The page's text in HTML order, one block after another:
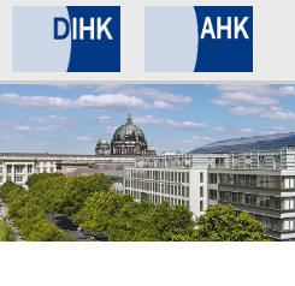
Home
Datenschutz
Impressum